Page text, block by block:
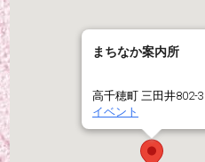
まちなか案内所
高千穂町 三田井802-3
イベント